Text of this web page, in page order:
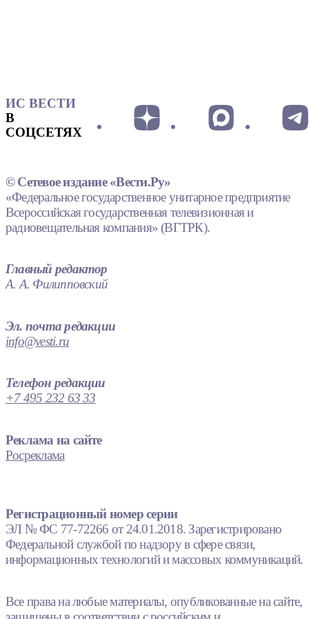
ИС ВЕСТИ
В
СОЦСЕТЯХ
© Сетевое издание «Вести.Ру»
«Федеральное государственное унитарное предприятие
Всероссийская государственная телевизионная и
радиовещательная компания» (ВГТРК).
Главный редактор
А. А. Филипповский
Эл. почта редакции
info@vesti.ru
Телефон редакции
+7 495 232 63 33
Реклама на сайте
Росреклама
Регистрационный номер серии
ЭЛ № ФС 77-72266 от 24.01.2018. Зарегистрировано
Федеральной службой по надзору в сфере связи,
информационных технологий и массовых коммуникаций.
Все права на любые материалы, опубликованные на сайте,